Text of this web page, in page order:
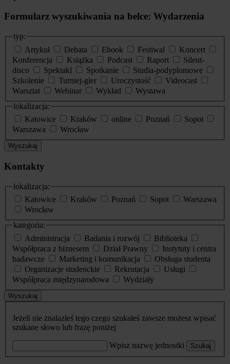
Formularz wyszukiwania na belce: Wydarzenia
typ:
Artykuł
Debata Ebook Festiwal
Koncert
Konferencja
Książka Podcast Raport
Silent-
disco
Spektakl Spotkanie
Studia-podyplomowe
Szkolenie
Turniej-gier Uroczystość
Videocast
Warsztat
Webinar Wykład
Wystawa
lokalizacja:
Katowice
Kraków online Poznań
Sopot
Warszawa
Wrocław
Wyszukaj
Kontakty
lokalizacja:
Katowice
Kraków Poznań Sopot
Warszawa
Wrocław
kategoria:
Administracja
Badania i rozwój
Biblioteka
Współpraca z biznesem
Dział Prawny
Instytuty i centra
badawcze
Marketing i komunikacja
Obsługa studenta
Organizacje studenckie
Rekrutacja
Usługi
Współpraca międzynarodowa
Wydziały
Wyszukaj
Jeżeli nie znalazłeś tego czego szukałeś zawsze możesz wpisać
szukane słowo lub frazę poniżej
Wpisz nazwę jednostki Szukaj